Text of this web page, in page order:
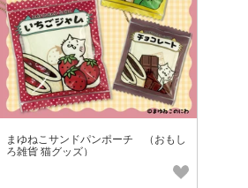
まゆねこサンドパンポーチ （おもし
ろ雑貨 猫グッズ）